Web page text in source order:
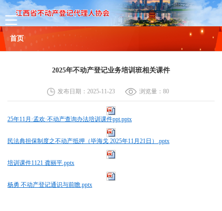
首页
组织机构 协会章程 理事名单
通知公告
行业动态
政策法规
2025年不动产登记业务培训班相关课件
发布日期：2025-11-23 浏览量： 80
25年11月·孟欢·不动产查询办法培训课件ppt.pptx
民法典担保制度之不动产抵押（毕海戈 2025年11月21日）.pptx
培训课件1121 龚丽平.pptx
杨勇 不动产登记通识与前瞻.pptx